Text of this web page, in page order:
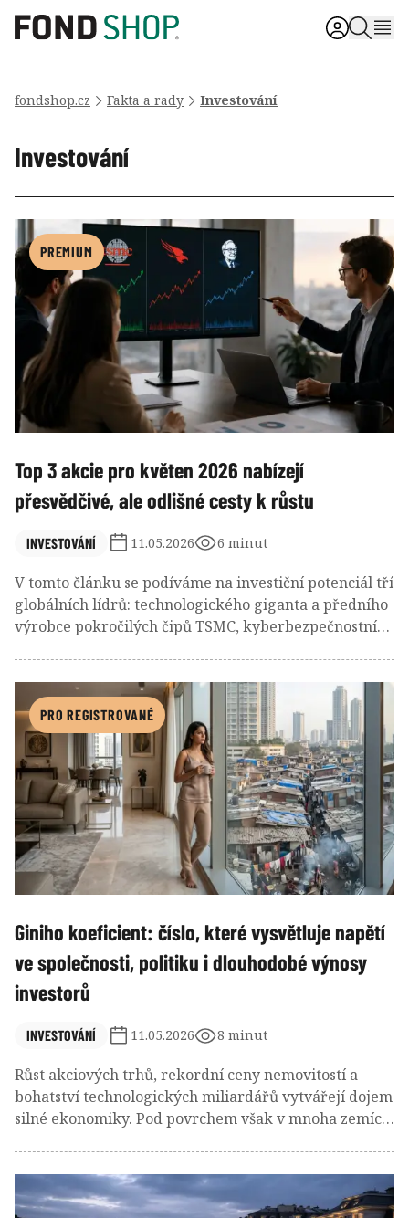
fondshop.cz Fakta a rady Investování
Investování
PREMIUM
Top 3 akcie pro květen 2026 nabízejí
přesvědčivé, ale odlišné cesty k růstu
INVESTOVÁNÍ 11.05.2026 6 minut
V tomto článku se podíváme na investiční potenciál tří
globálních lídrů: technologického giganta a předního
výrobce pokročilých čipů TSMC, kyberbezpečnostní
nezastavitelného rozmachu umělé inteligence a
CrowdStrike z kritické potřeby digitální ochrany,
Berkshire Hathaway se spoléhá na široce rozkročený
byznys i mimořádnou finanční sílu díky rekordní
hotovosti. Akcie těchto společností mají pochopitelně i
svá rizika. Důležitými faktory pro jejich výkonnost v
příštích letech budou geopolitická situace,
technologický pokrok a schopnost managementu
zvládat krizové situace.
PRO REGISTROVANÉ
Giniho koeficient: číslo, které vysvětluje napětí
ve společnosti, politiku i dlouhodobé výnosy
investorů
INVESTOVÁNÍ 11.05.2026 8 minut
Růst akciových trhů, rekordní ceny nemovitostí a
bohatství technologických miliardářů vytvářejí dojem
silné ekonomiky. Pod povrchem však v mnoha zemích
současného světa, protože odhaluje rozdíly mezi vítězi
a poraženými moderní ekonomiky.